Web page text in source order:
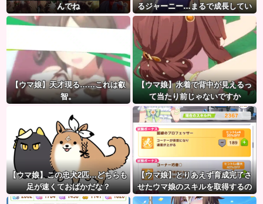
んでね
るジャーニー…まるで成長してい
ない！？
【ウマ娘】天才現る……これは叡
智。
【ウマ娘】水着で背中が見えるっ
て当たり前じゃないですか
【ウマ娘】この忠犬2匹…どちらも
足が速くておばかだな？
【ウマ娘】とりあえず育成完了さ
せたウマ娘のスキルを取得するの
が面倒…このまま終わらせたろ！